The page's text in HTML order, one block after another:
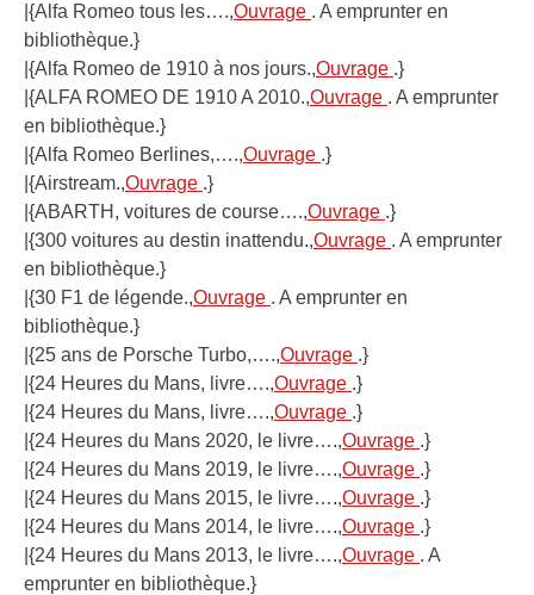
|{Alfa Romeo tous les….,Ouvrage . A emprunter en
bibliothèque.}
|{Alfa Romeo de 1910 à nos jours.,Ouvrage .}
|{ALFA ROMEO DE 1910 A 2010.,Ouvrage . A emprunter
en bibliothèque.}
|{Alfa Romeo Berlines,….,Ouvrage .}
|{Airstream.,Ouvrage .}
|{ABARTH, voitures de course….,Ouvrage .}
|{300 voitures au destin inattendu.,Ouvrage . A emprunter
en bibliothèque.}
|{30 F1 de légende.,Ouvrage . A emprunter en
bibliothèque.}
|{25 ans de Porsche Turbo,….,Ouvrage .}
|{24 Heures du Mans, livre….,Ouvrage .}
|{24 Heures du Mans, livre….,Ouvrage .}
|{24 Heures du Mans 2020, le livre….,Ouvrage .}
|{24 Heures du Mans 2019, le livre….,Ouvrage .}
|{24 Heures du Mans 2015, le livre….,Ouvrage .}
|{24 Heures du Mans 2014, le livre….,Ouvrage .}
|{24 Heures du Mans 2013, le livre….,Ouvrage . A
emprunter en bibliothèque.}